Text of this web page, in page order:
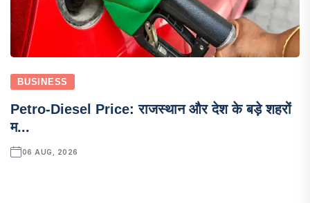
BUSINESS
Petro-Diesel Price: राजस्थान और देश के बड़े शहरों
म...
06 AUG, 2026